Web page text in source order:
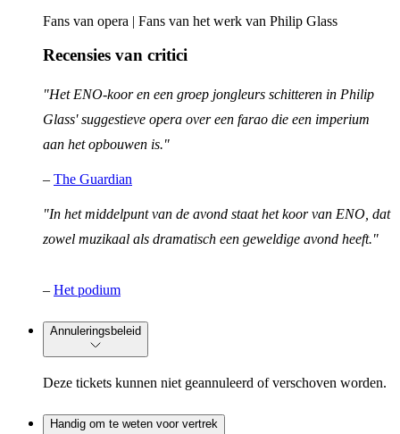
Fans van opera | Fans van het werk van Philip Glass
Recensies van critici
"Het ENO-koor en een groep jongleurs schitteren in Philip
Glass' suggestieve opera over een farao die een imperium
aan het opbouwen is."
– The Guardian
"In het middelpunt van de avond staat het koor van ENO, dat
zowel muzikaal als dramatisch een geweldige avond heeft."
– Het podium
Annuleringsbeleid
Deze tickets kunnen niet geannuleerd of verschoven worden.
Handig om te weten voor vertrek